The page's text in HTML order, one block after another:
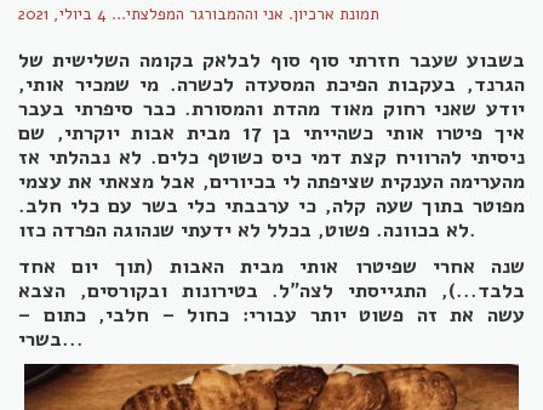
תמונת ארכיון. אני וההמבורגר המפלצתי... 4 ביולי, 2021
בשבוע שעבר חזרתי סוף סוף לבלאק בקומה השלישית של
הגרנד, בעקבות הפיכת המסעדה לכשרה. מי שמכיר אותי,
יודע שאני רחוק מאוד מהדת והמסורת. כבר סיפרתי בעבר
איך פיטרו אותי כשהייתי בן 17 מבית אבות יוקרתי, שם
ניסיתי להרוויח קצת דמי כיס כשוטף כלים. לא נבהלתי אז
מהערימה הענקית שציפתה לי בכיורים, אבל מצאתי את עצמי
מפוטר בתוך שעה קלה, כי ערבבתי כלי בשר עם כלי חלב.
לא בכוונה. פשוט, בכלל לא ידעתי שנהוגה הפרדה כזו.
שנה אחרי שפיטרו אותי מבית האבות (תוך יום אחד
בלבד...), התגייסתי לצה"ל. בטירונות ובקורסים, הצבא
עשה את זה פשוט יותר עבורי: כחול – חלבי, כתום –
בשרי...